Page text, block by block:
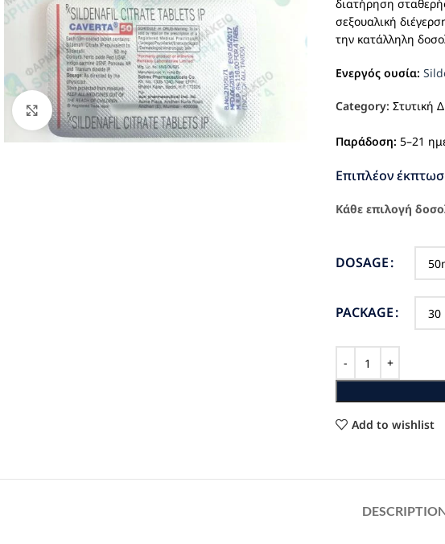
Click to enlarge
διατήρηση
σεξουαλική
την κατάλληλη
Ενεργός ουσία:
Category: Στυτική
Παράδοση: 5–21
Επιπλέον
Κάθε επιλογή
DOSAGE
PACKAGE
Add to wishlist